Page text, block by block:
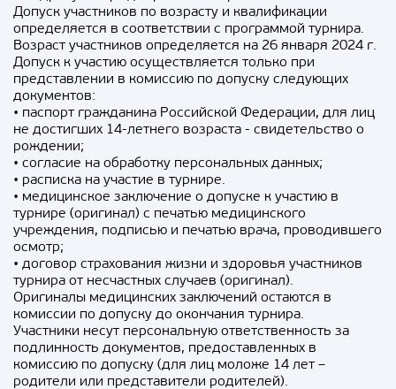
Допуск участников по возрасту и квалификации
определяется в соответствии с программой турнира.
Возраст участников определяется на 26 января 2024 г.
Допуск к участию осуществляется только при
представлении в комиссию по допуску следующих
документов:
• паспорт гражданина Российской Федерации, для лиц
не достигших 14-летнего возраста - свидетельство о
рождении;
• согласие на обработку персональных данных;
• расписка на участие в турнире.
• медицинское заключение о допуске к участию в
турнире (оригинал) с печатью медицинского
учреждения, подписью и печатью врача, проводившего
осмотр;
• договор страхования жизни и здоровья участников
турнира от несчастных случаев (оригинал).
Оригиналы медицинских заключений остаются в
комиссии по допуску до окончания турнира.
Участники несут персональную ответственность за
подлинность документов, предоставленных в
комиссию по допуску (для лиц моложе 14 лет –
родители или представители родителей).